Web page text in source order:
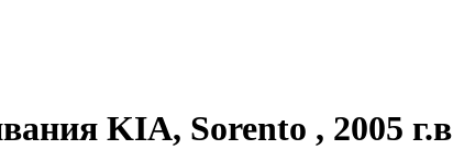
KIA, Sorento , 2005